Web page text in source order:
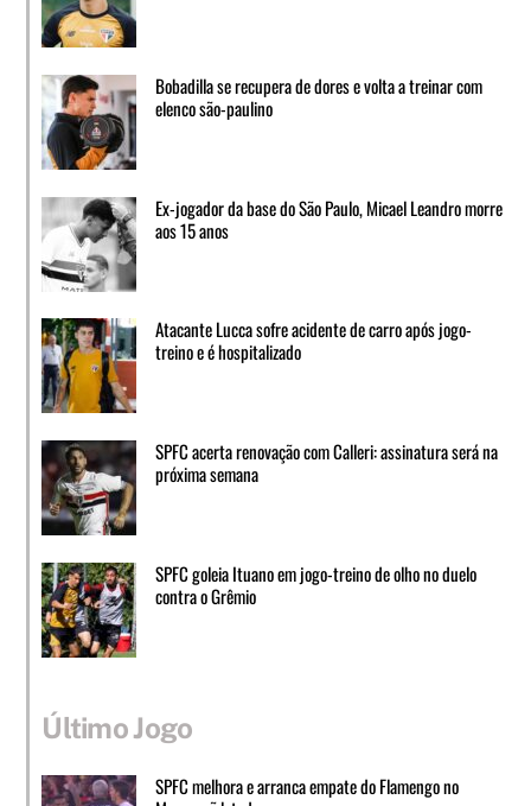
Bobadilla se recupera de dores e volta a treinar com
elenco são-paulino
Ex-jogador da base do São Paulo, Micael Leandro morre
aos 15 anos
Atacante Lucca sofre acidente de carro após jogo-
treino e é hospitalizado
SPFC acerta renovação com Calleri: assinatura será na
próxima semana
SPFC goleia Ituano em jogo-treino de olho no duelo
contra o Grêmio
Último Jogo
SPFC melhora e arranca empate do Flamengo no